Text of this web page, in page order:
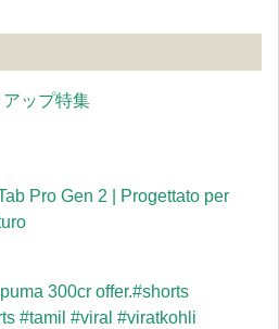
ップ特集
Pro Gen 2 | Progettato per
300cr offer.#shorts
#tamil #viral #viratkohli